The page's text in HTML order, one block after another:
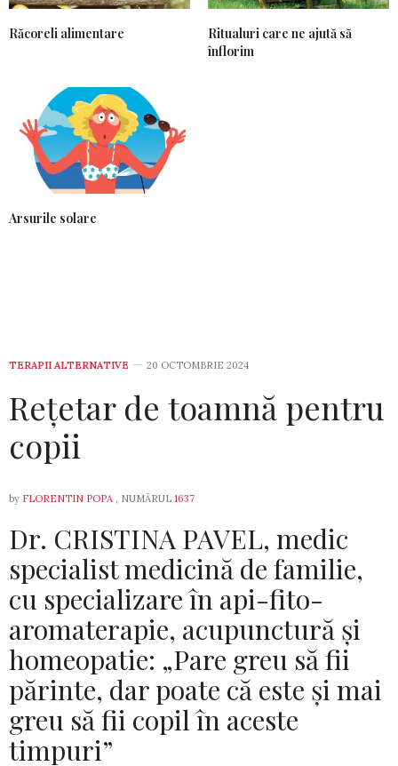
Răcoreli alimentare
Ritualuri care ne ajută să
înflorim
Arsurile solare
TERAPII ALTERNATIVE 20 OCTOMBRIE 2024
Rețetar de toamnă pentru
copii
by FLORENTIN POPA , NUMĂRUL 1637
Dr. CRISTINA PAVEL, medic
specialist medicină de familie,
cu specializare în api-fito-
aromaterapie, acupunctură și
homeopatie: „Pare greu să fii
părinte, dar poate că este și mai
greu să fii copil în aceste
timpuri”